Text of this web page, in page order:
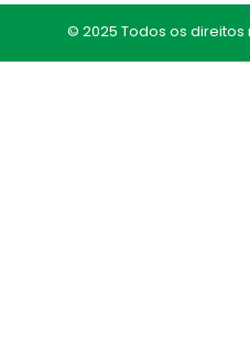
© 2025 Todos os